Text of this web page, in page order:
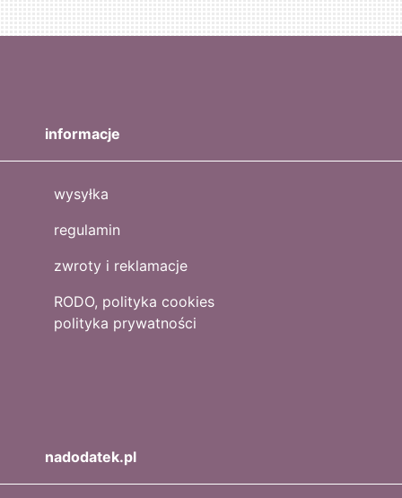
informacje
wysyłka
regulamin
zwroty i reklamacje
RODO, polityka cookies
polityka prywatności
nadodatek.pl